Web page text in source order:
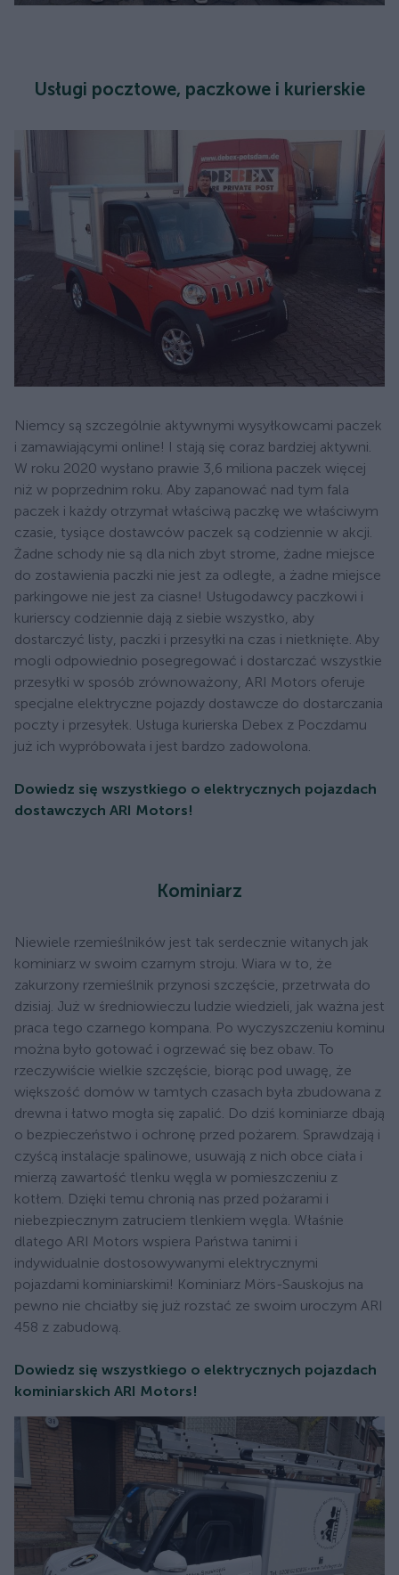
Usługi pocztowe, paczkowe i kurierskie
Niemcy są szczególnie aktywnymi wysyłkowcami paczek
i zamawiającymi online! I stają się coraz bardziej aktywni.
W roku 2020 wysłano prawie 3,6 miliona paczek więcej
niż w poprzednim roku. Aby zapanować nad tym fala
paczek i każdy otrzymał właściwą paczkę we właściwym
czasie, tysiące dostawców paczek są codziennie w akcji.
Żadne schody nie są dla nich zbyt strome, żadne miejsce
do zostawienia paczki nie jest za odległe, a żadne miejsce
parkingowe nie jest za ciasne! Usługodawcy paczkowi i
kurierscy codziennie dają z siebie wszystko, aby
dostarczyć listy, paczki i przesyłki na czas i nietknięte. Aby
mogli odpowiednio posegregować i dostarczać wszystkie
przesyłki w sposób zrównoważony, ARI Motors oferuje
specjalne elektryczne pojazdy dostawcze do dostarczania
poczty i przesyłek. Usługa kurierska Debex z Poczdamu
już ich wypróbowała i jest bardzo zadowolona.
Dowiedz się wszystkiego o elektrycznych pojazdach
dostawczych ARI Motors!
Kominiarz
Niewiele rzemieślników jest tak serdecznie witanych jak
kominiarz w swoim czarnym stroju. Wiara w to, że
zakurzony rzemieślnik przynosi szczęście, przetrwała do
dzisiaj. Już w średniowieczu ludzie wiedzieli, jak ważna jest
praca tego czarnego kompana. Po wyczyszczeniu kominu
można było gotować i ogrzewać się bez obaw. To
rzeczywiście wielkie szczęście, biorąc pod uwagę, że
większość domów w tamtych czasach była zbudowana z
drewna i łatwo mogła się zapalić. Do dziś kominiarze dbają
o bezpieczeństwo i ochronę przed pożarem. Sprawdzają i
czyścą instalacje spalinowe, usuwają z nich obce ciała i
mierzą zawartość tlenku węgla w pomieszczeniu z
kotłem. Dzięki temu chronią nas przed pożarami i
niebezpiecznym zatruciem tlenkiem węgla. Właśnie
dlatego ARI Motors wspiera Państwa tanimi i
indywidualnie dostosowywanymi elektrycznymi
pojazdami kominiarskimi! Kominiarz Mörs-Sauskojus na
pewno nie chciałby się już rozstać ze swoim uroczym ARI
458 z zabudową.
Dowiedz się wszystkiego o elektrycznych pojazdach
kominiarskich ARI Motors!